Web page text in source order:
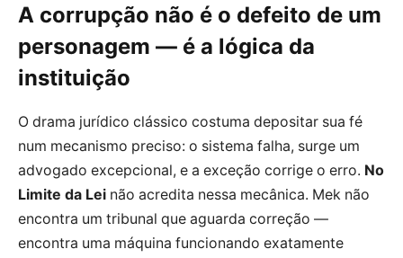
A corrupção não é o defeito de um
personagem — é a lógica da
instituição
O drama jurídico clássico costuma depositar sua fé
num mecanismo preciso: o sistema falha, surge um
advogado excepcional, e a exceção corrige o erro. No
Limite da Lei não acredita nessa mecânica. Mek não
encontra um tribunal que aguarda correção —
encontra uma máquina funcionando exatamente